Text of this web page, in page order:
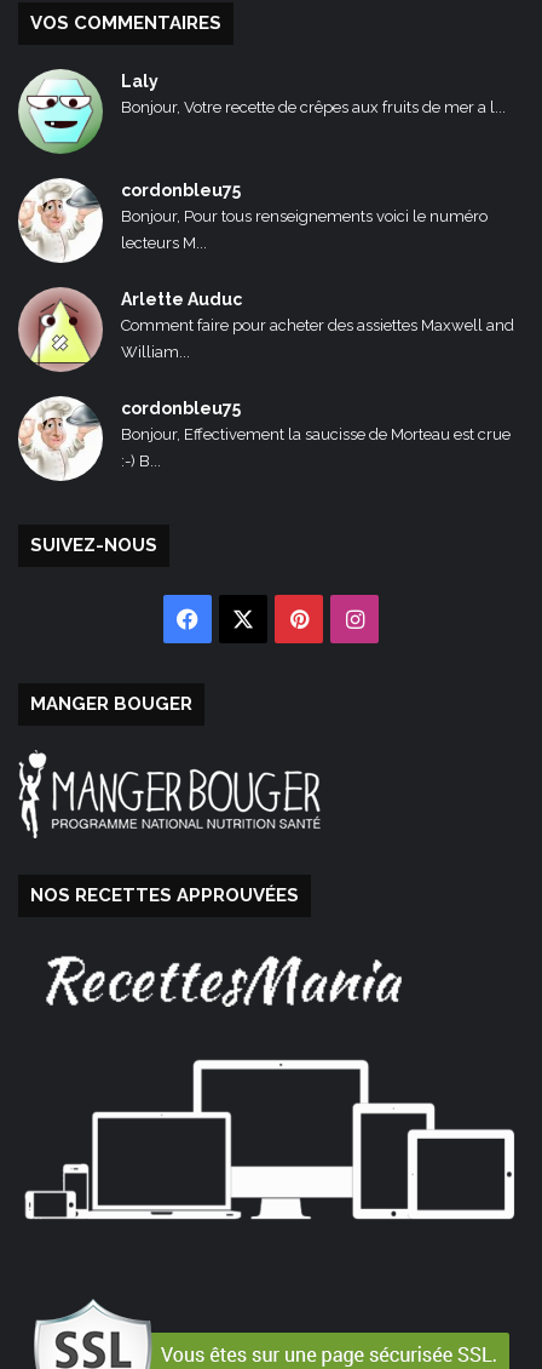
VOS COMMENTAIRES
Laly
Bonjour, Votre recette de crêpes aux fruits de mer a l...
cordonbleu75
Bonjour, Pour tous renseignements voici le numéro
lecteurs M...
Arlette Auduc
Comment faire pour acheter des assiettes Maxwell and
William...
cordonbleu75
Bonjour, Effectivement la saucisse de Morteau est crue
:-) B...
SUIVEZ-NOUS
Facebook PinterestInstagram
MANGER BOUGER
NOS RECETTES APPROUVÉES